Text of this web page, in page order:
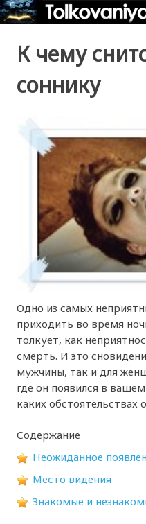
К чему
соннику
Одно из самых
приходить во время
толкует, как
смерть. И это
мужчины, так и для
где он появился в
каких обстоятельствах
Содержание
Неожиданное
Место видения
Знакомые и